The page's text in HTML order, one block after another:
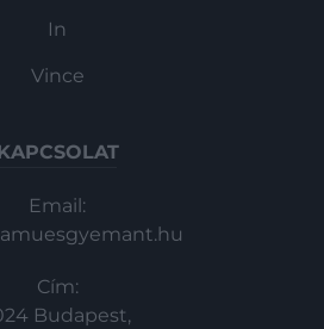
In
Vince
Email:
Cím:
Budapest,